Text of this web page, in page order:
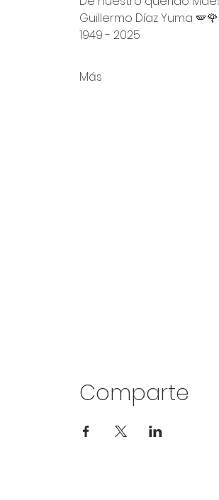
Guillermo Díaz Yuma
1949 - 2025
Más
Comparte